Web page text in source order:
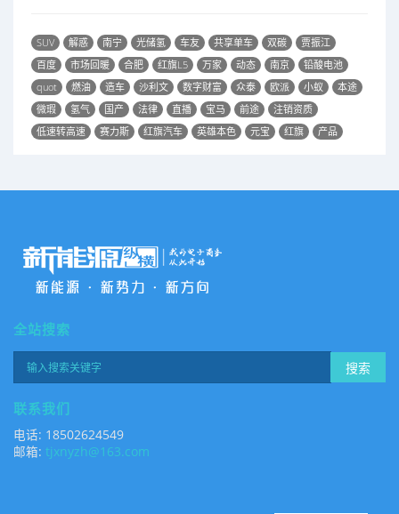
SUV 解惑 南宁 光储氢 车友 共享单车 双碳
贾振江
百度
市场回暖 合肥 红旗L5 万家 动态 南京
铅酸电池
quot
燃油 造车 沙利文 数字财富 众泰 欧派 小蚁
本途
微瑕
氢气 国产 法律 直播 宝马 前途
注销资质
低速转高速
赛力斯 红旗汽车 英雄本色 元宝 红旗 产品
全站搜索
搜索
联系我们
电话: 18502624549
邮箱: tjxnyzh@163.com